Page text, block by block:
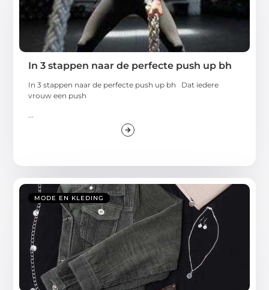
In 3 stappen naar de perfecte push up bh
In 3 stappen naar de perfecte push up bh Dat iedere
vrouw een push
...
MODE EN KLEDING